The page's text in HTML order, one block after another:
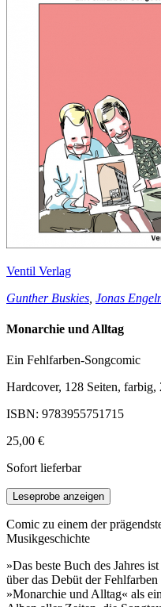
Ventil Verlag
Gunther Buskies Jonas
Monarchie und Alltag
Ein Fehlfarben-Songcomic
Hardcover, 128 Seiten,
ISBN: 9783955751715
25,00 €
Sofort lieferbar
Leseprobe anzeigen
Comic zu einem der
Musikgeschichte
»Das beste Buch des Jahres
über das Debüt der
»Monarchie und Alltag« als